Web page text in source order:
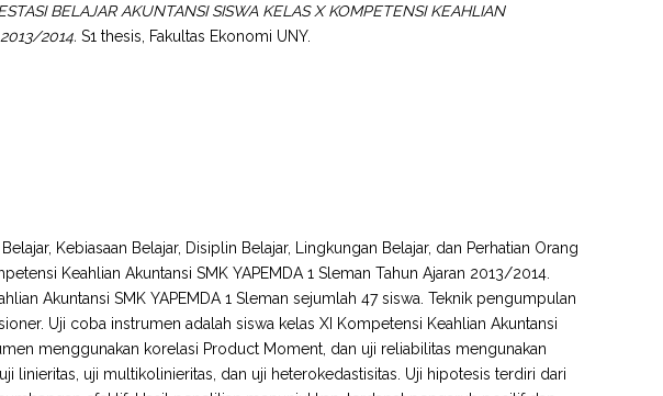
BELAJAR AKUNTANSI SISWA KELAS X KOMPETENSI KEAHLIAN
2014. S1 thesis, Fakultas Ekonomi UNY.
Kebiasaan Belajar, Disiplin Belajar, Lingkungan Belajar, dan Perhatian Orang
Keahlian Akuntansi SMK YAPEMDA 1 Sleman Tahun Ajaran 2013/2014.
Akuntansi SMK YAPEMDA 1 Sleman sejumlah 47 siswa. Teknik pengumpulan
Uji coba instrumen adalah siswa kelas XI Kompetensi Keahlian Akuntansi
menggunakan korelasi Product Moment, dan uji reliabilitas mengunakan
linieritas, uji multikolinieritas, dan uji heterokedastisitas. Uji hipotesis terdiri dari